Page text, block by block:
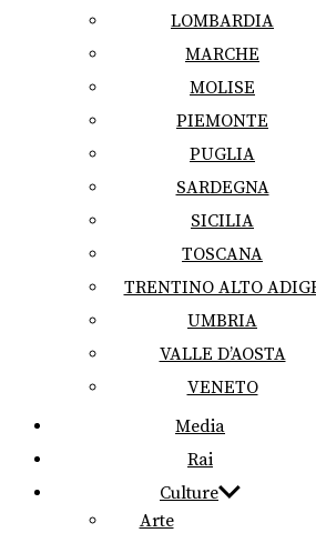
LOMBARDIA
MARCHE
MOLISE
PIEMONTE
PUGLIA
SARDEGNA
SICILIA
TOSCANA
TRENTINO ALTO
UMBRIA
VALLE D’AOSTA
VENETO
Media
Rai
Culture
Arte